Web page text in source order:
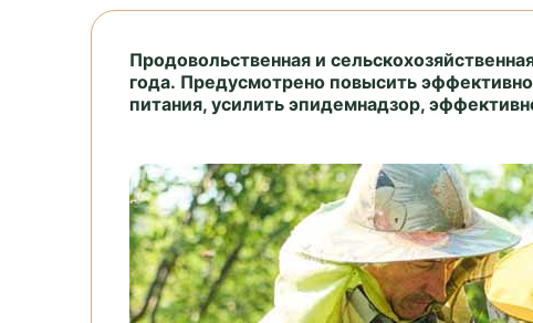
Продовольственная и
года. Предусмотрено повысить
питания, усилить эпидемнадзор,